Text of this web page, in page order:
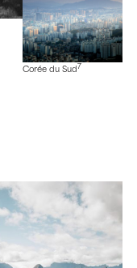
Corée du Sud 7